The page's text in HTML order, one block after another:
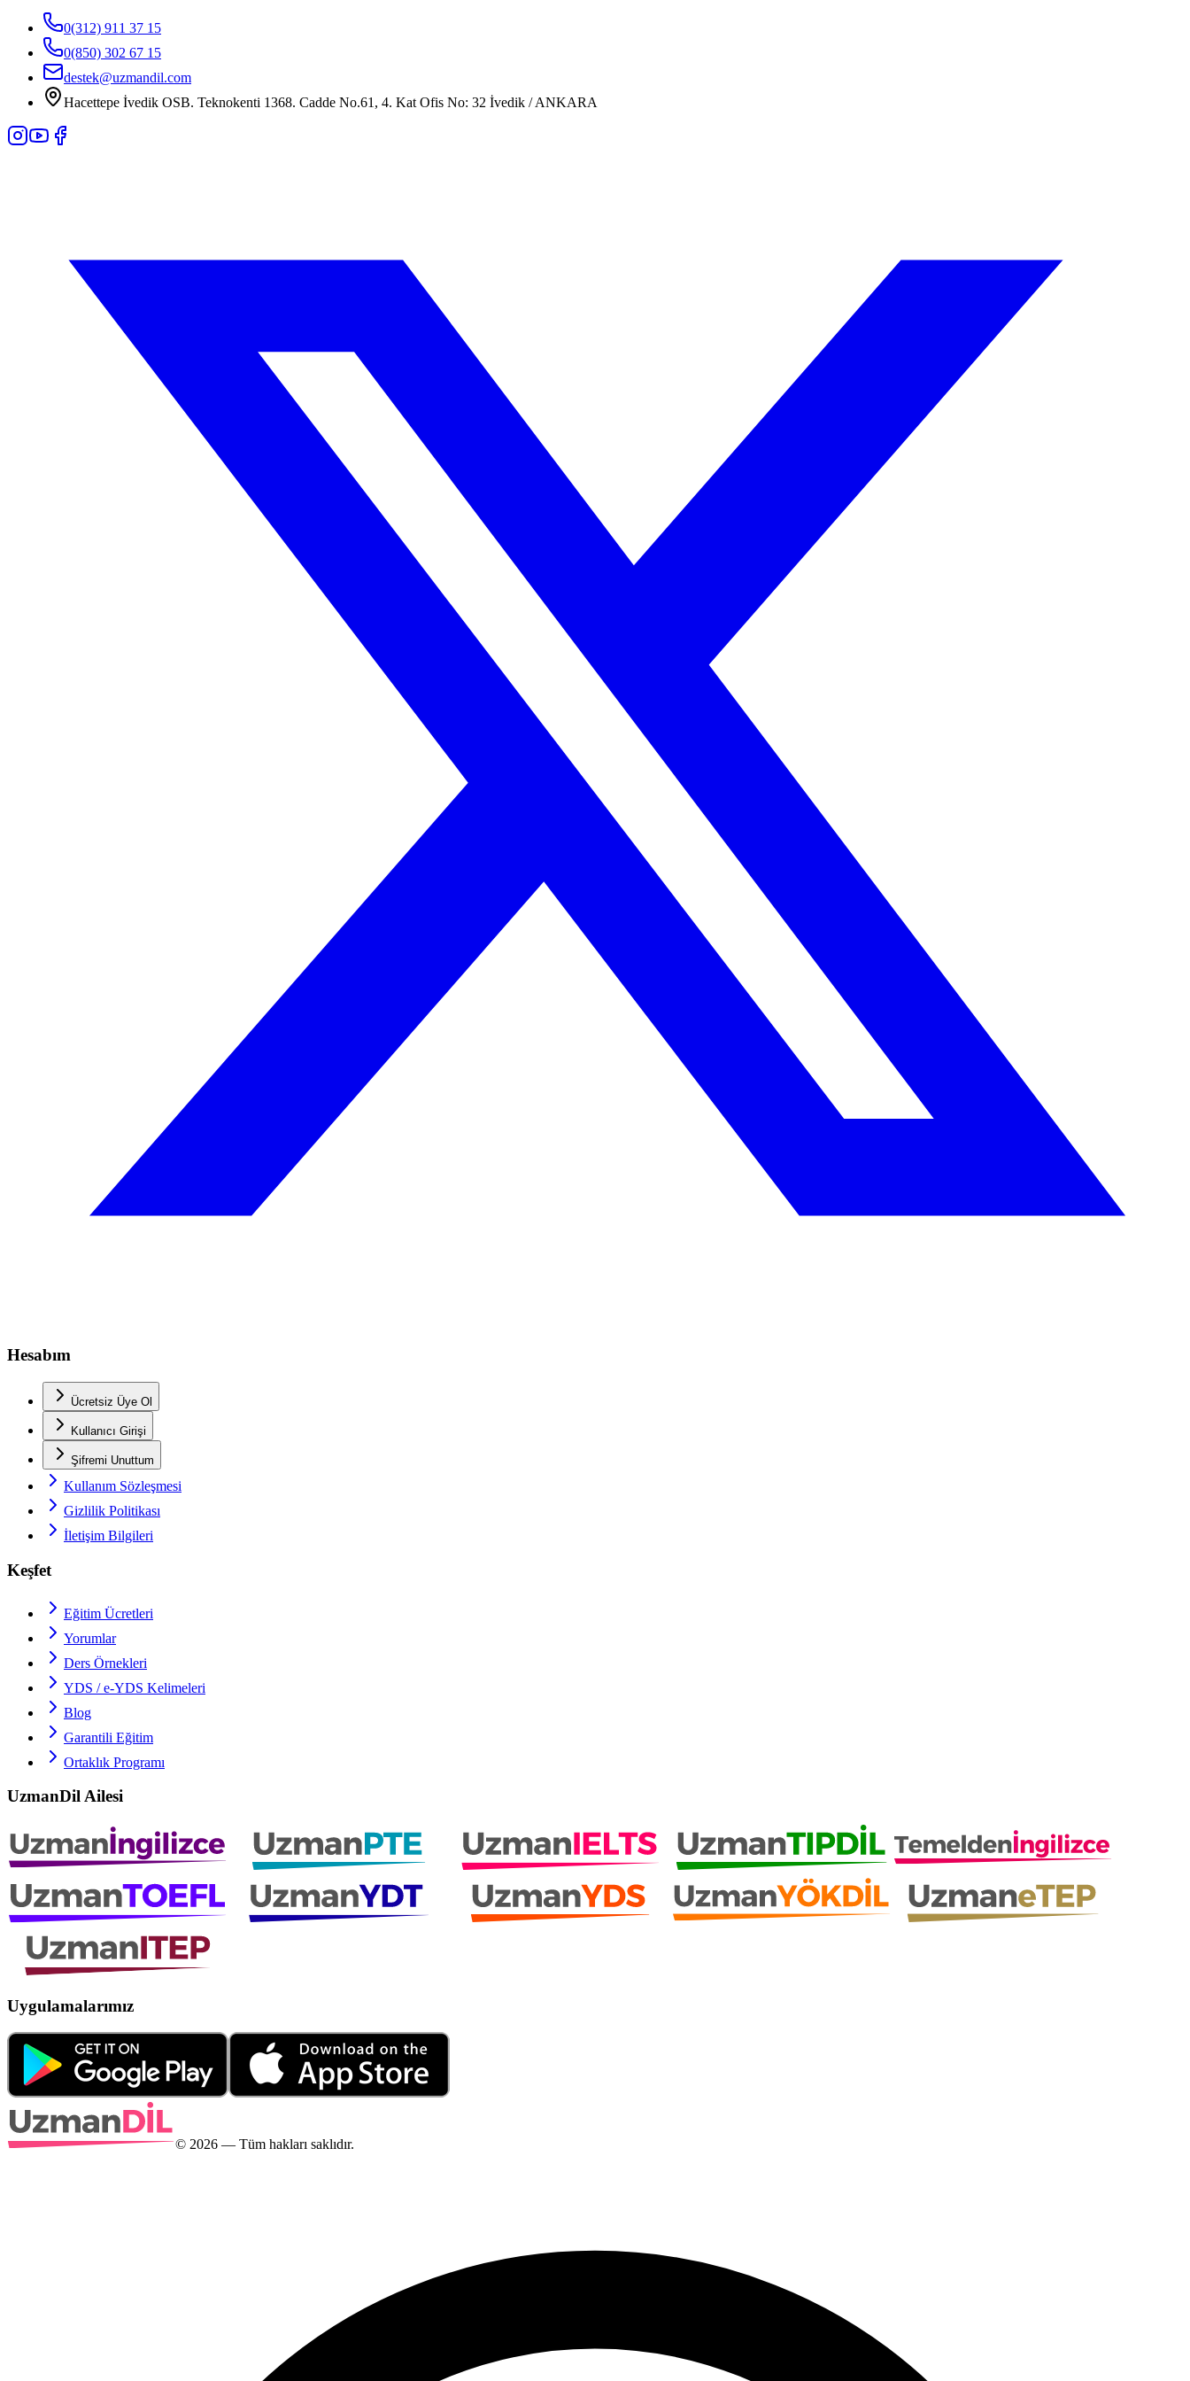
0(312) 911 37 15
0(850) 302 67 15
destek@uzmandil.com
Hacettepe İvedik OSB. Teknokenti 1368. Cadde No.61, 4. Kat Ofis No: 32 İvedik / ANKARA
Hesabım
Ücretsiz Üye Ol
Kullanıcı Girişi
Şifremi Unuttum
Kullanım Sözleşmesi
Gizlilik Politikası
İletişim Bilgileri
Keşfet
Eğitim Ücretleri
Yorumlar
Ders Örnekleri
YDS / e-YDS Kelimeleri
Blog
Garantili Eğitim
Ortaklık Programı
UzmanDil Ailesi
Uygulamalarımız
© 2026 — Tüm hakları saklıdır.